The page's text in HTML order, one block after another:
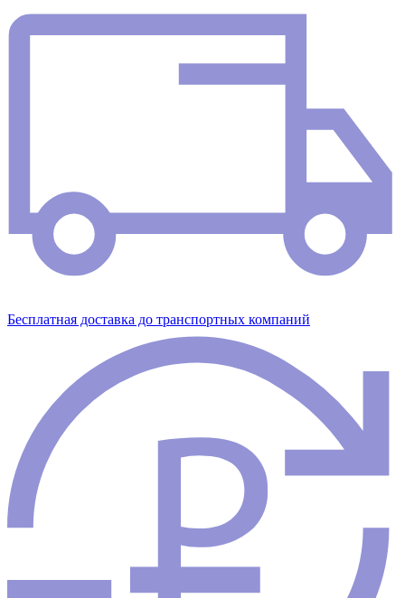
Бесплатная доставка до транспортных компаний